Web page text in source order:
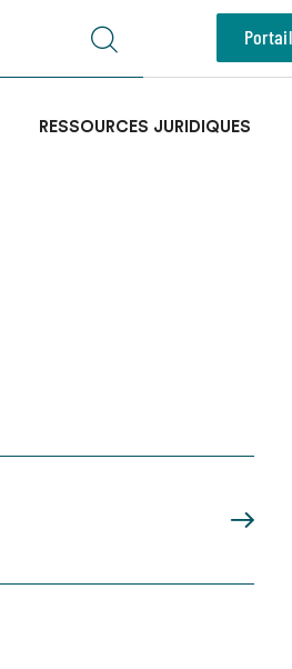
RESSOURCES JURIDIQUES